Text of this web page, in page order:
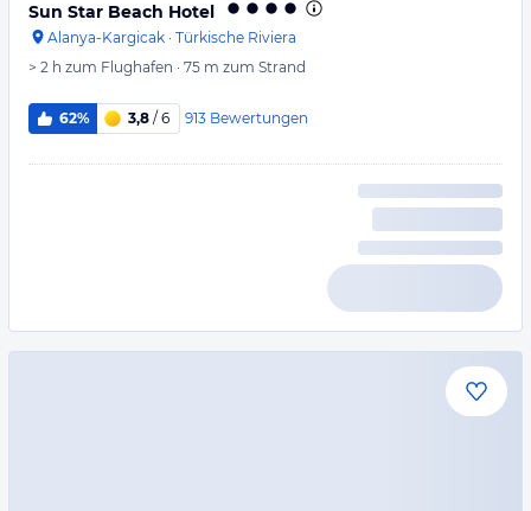
Sun Star Beach Hotel
Alanya-Kargicak · Türkische Riviera
> 2 h zum Flughafen · 75 m zum Strand
62% 3,8 / 6 913 Bewertungen